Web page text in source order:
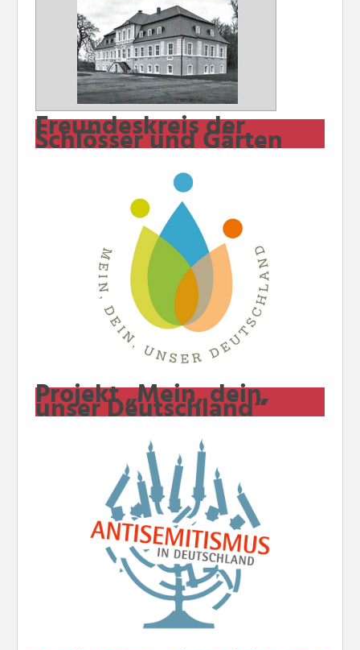
Freundeskreis der
Schlösser und Gärten
Projekt „Mein, dein,
unser Deutschland“